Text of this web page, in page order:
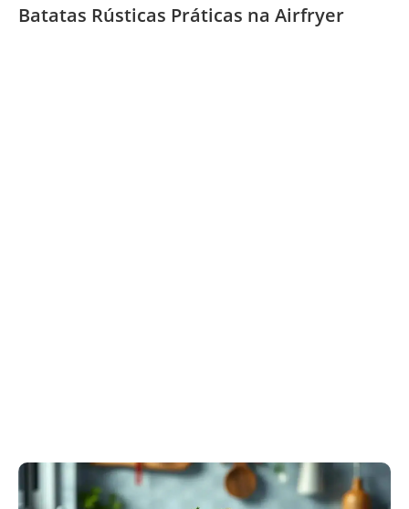
Batatas Rústicas Práticas na Airfryer